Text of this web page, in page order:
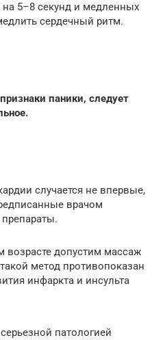
5–8 секунд и медленных
сердечный ритм.
паники, следует
случается не впервые,
врачом
возрасте допустим массаж
метод противопоказан
инфаркта и инсульта
патологией